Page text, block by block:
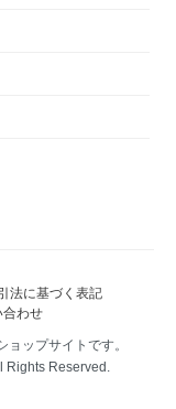
法に基づく表記
合わせ
ップサイトです。
Reserved.